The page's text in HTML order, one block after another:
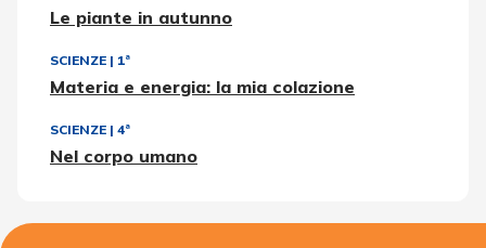
Le piante in autunno
SCIENZE | 1ª
Materia e energia: la mia colazione
SCIENZE | 4ª
Nel corpo umano